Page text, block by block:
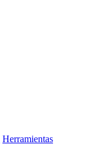
Herramientas